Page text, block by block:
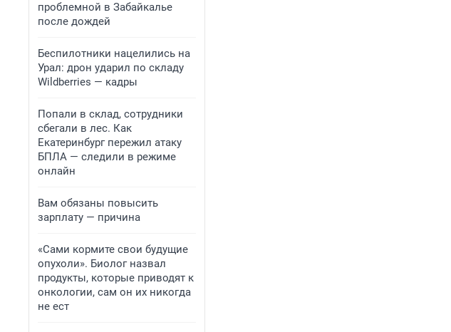
проблемной в Забайкалье
после дождей
Беспилотники нацелились на
Урал: дрон ударил по складу
Wildberries — кадры
Попали в склад, сотрудники
сбегали в лес. Как
Екатеринбург пережил атаку
БПЛА — следили в режиме
онлайн
Вам обязаны повысить
зарплату — причина
«Сами кормите свои будущие
опухоли». Биолог назвал
продукты, которые приводят к
онкологии, сам он их никогда
не ест